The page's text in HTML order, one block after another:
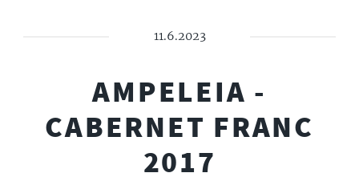
11.6.2023
AMPELEIA -
CABERNET FRANC
2017